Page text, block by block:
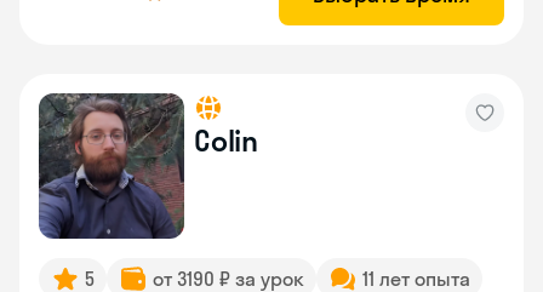
Colin
5 от 3190 ₽ за урок
11 лет опыта